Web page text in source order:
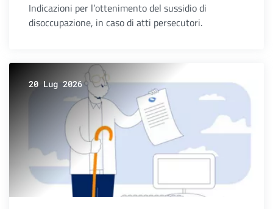
Indicazioni per l’ottenimento del sussidio di
disoccupazione, in caso di atti persecutori.
20 Lug 2026